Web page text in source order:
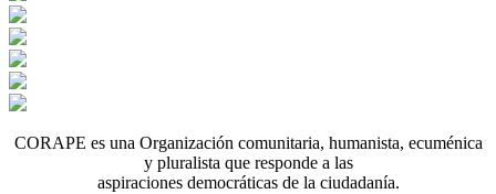
CORAPE es una Organización comunitaria, humanista, ecuménica
y pluralista que responde a las
aspiraciones democráticas de la ciudadanía.